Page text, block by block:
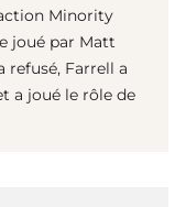
Minority
joué par Matt
refusé, Farrell a
a joué le rôle de